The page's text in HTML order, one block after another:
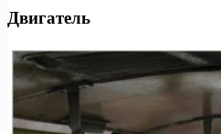
Двигатель